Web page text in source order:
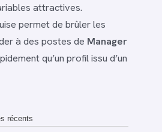
attractives.
permet de brûler les
à des postes de Manager
qu’un profil issu d’un
récents